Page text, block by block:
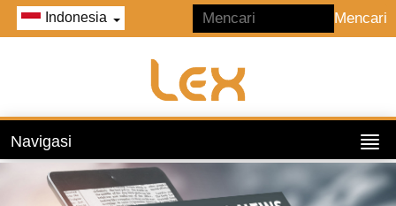
Indonesia
Navigasi